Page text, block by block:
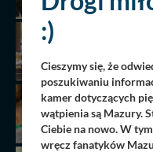
:)
Cieszymy się, że
poszukiwaniu
kamer dotyczących
wątpienia są Mazury.
Ciebie na nowo. W
wręcz fanatyków